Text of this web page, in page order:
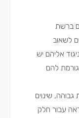
ברשת
לשאוב
אליהם יש
להם
שינוים
עבור חלק